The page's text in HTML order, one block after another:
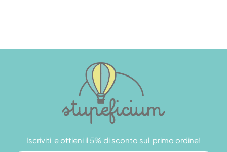
Iscriviti e ottieni il 5% di sconto sul primo ordine!